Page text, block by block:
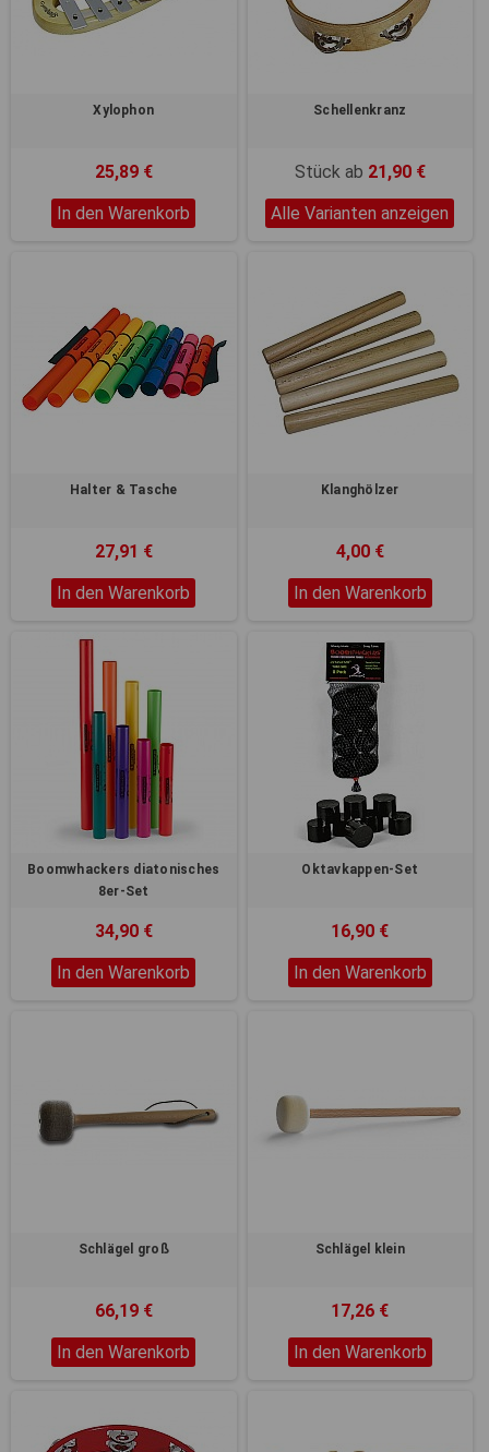
Seite alle Ihre Cookie-
Einstellungen anzupassen.
Xylophon
25,89 €
In den Warenkorb
Schellenkranz
Stück ab 21,90 €
Alle Varianten anzeigen
Halter & Tasche
27,91 €
In den Warenkorb
Klanghölzer
4,00 €
In den Warenkorb
Boomwhackers diatonisches
8er-Set
34,90 €
In den Warenkorb
Oktavkappen-Set
16,90 €
In den Warenkorb
Schlägel groß
66,19 €
In den Warenkorb
Schlägel klein
17,26 €
In den Warenkorb